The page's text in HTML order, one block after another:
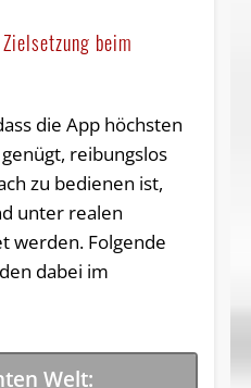
beim
die App höchsten
reibungslos
zu bedienen ist,
unter realen
werden. Folgende
dabei im
Welt: